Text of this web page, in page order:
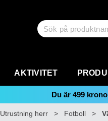
AKTIVITET
Du är 499
Utrustning herr > Fotboll >